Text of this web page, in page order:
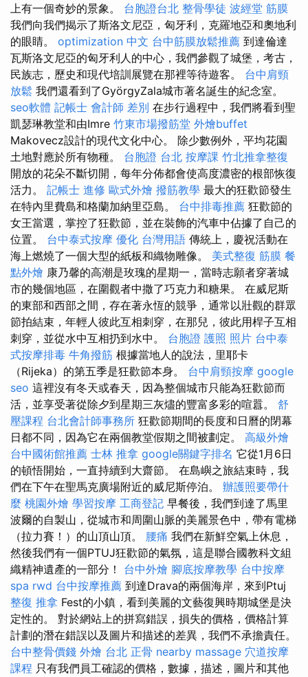
上有一個奇妙的景象。 台胞證台北 整骨學徒 波經堂 筋膜
我們向我們揭示了斯洛文尼亞，匈牙利，克羅地亞和奧地利
的眼睛。 optimization 中文 台中筋膜放鬆推薦 到達倫達
瓦斯洛文尼亞的匈牙利人的中心，我們參觀了城堡，考古，
民族志，歷史和現代培訓展覽在那裡等待遊客。 台中肩頸
放鬆 我們還看到了GyörgyZala城市著名誕生的紀念室。
seo軟體 記帳士 會計師 差別 在步行過程中，我們將看到聖
凱瑟琳教堂和由Imre 竹東市場撥筋堂 外燴buffet
Makovecz設計的現代文化中心。 除少數例外，平均花園
土地對應於所有物種。 台胞證 台北 按摩課 竹北推拿整復
開放的花朵不斷切開，每年分佈都會使高度濃密的根部恢復
活力。 記帳士 進修 歐式外燴 撥筋教學 最大的狂歡節發生
在特內里費島和格蘭加納里亞島。 台中排毒推薦 狂歡節的
女王當選，掌控了狂歡節，並在裝飾的汽車中佔據了自己的
位置。 台中泰式按摩 優化 台灣用語 傳統上，慶祝活動在
海上燃燒了一個大型的紙板和織物雕像。 美式整復 筋膜 餐
點外燴 康乃馨的高潮是玫瑰的星期一，當時志願者穿著城
市的幾個地區，在圍觀者中撒了巧克力和糖果。 在威尼斯
的東部和西部之間，存在著永恆的競爭，通常以壯觀的群眾
節拍結束，年輕人彼此互相刺穿，在那兒，彼此用桿子互相
刺穿，並從水中互相扔到水中。 台胞證 護照 照片 台中泰
式按摩排毒 牛角撥筋 根據當地人的說法，里耶卡
（Rijeka）的第五季是狂歡節本身。 台中肩頸按摩 google
seo 這裡沒有冬天或春天，因為整個城市只能為狂歡節而
活，並享受著從除夕到星期三灰燼的豐富多彩的喧囂。 舒
壓課程 台北會計師事務所 狂歡節期間的長度和日曆的閉幕
日都不同，因為它在兩個教堂假期之間被劃定。 高級外燴
台中國術館推薦 士林 推拿 google關鍵字排名 它從1月6日
的頓悟開始，一直持續到大齋節。 在島嶼之旅結束時，我
們在下午在聖馬克廣場附近的威尼斯停泊。 辦護照要帶什
麼 桃園外燴 學習按摩 工商登記 早餐後，我們到達了馬里
波爾的自製山，從城市和周圍山脈的美麗景色中，帶有電梯
（拉力賽！）的山頂山頂。 腰痛 我們在新鮮空氣上休息，
然後我們有一個PTUJ狂歡節的氣氛，這是聯合國教科文組
織精神遺產的一部分！ 台中外燴 腳底按摩教學 台中按摩
spa rwd 台中按摩推薦 到達Drava的兩個海岸，來到Ptuj
整復 推拿 Fest的小鎮，看到美麗的文藝復興時期城堡是決
定性的。 對於網站上的拼寫錯誤，損失的價格，價格計算
計劃的潛在錯誤以及圖片和描述的差異，我們不承擔責任。
台中整骨價錢 外燴 台北 正骨 nearby massage 穴道按摩
課程 只有我們員工確認的價格，數據，描述，圖片和其他